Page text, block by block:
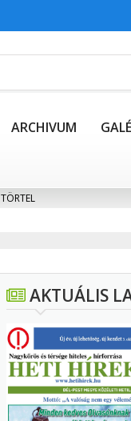
ARCHIVUM
TÖRTEL
AKTUÁLIS